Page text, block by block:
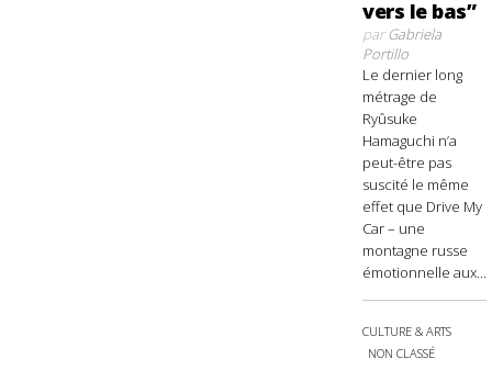
vers le bas”
parGabriela
Portillo
Le dernier long
métrage de
Ryûsuke
Hamaguchi n’a
peut-être pas
suscité le même
effet que Drive My
Car – une
montagne russe
émotionnelle aux...
CULTURE & ARTS
NON CLASSÉ